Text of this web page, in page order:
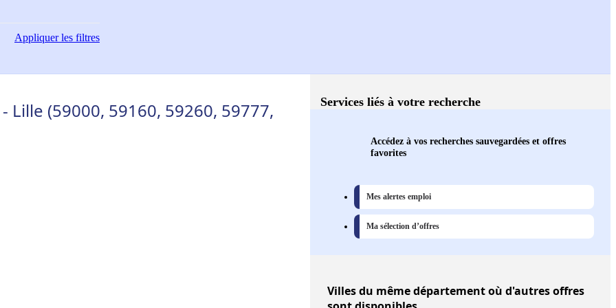
Appliquerles filtres
(59000, 59160, 59260, 59777, Services liés à votre recherche
Accédez à vos recherches sauvegardées et offres
favorites
Mes alertes emploi
Ma sélection d’offres
Villesdu même département où d'autres offres